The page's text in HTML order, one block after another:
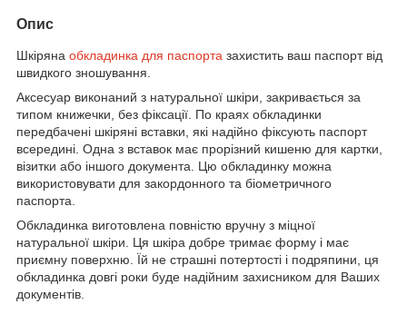
Опис
Шкіряна обкладинка для паспорта захистить ваш паспорт від
швидкого зношування.
Аксесуар виконаний з натуральної шкіри, закривається за
типом книжечки, без фіксації. По краях обкладинки
передбачені шкіряні вставки, які надійно фіксують паспорт
всередині. Одна з вставок має прорізний кишеню для картки,
візитки або іншого документа. Цю обкладинку можна
використовувати для закордонного та біометричного
паспорта.
Обкладинка виготовлена повністю вручну з міцної
натуральної шкіри. Ця шкіра добре тримає форму і має
приємну поверхню. Їй не страшні потертості і подряпини, ця
обкладинка довгі роки буде надійним захисником для Ваших
документів.